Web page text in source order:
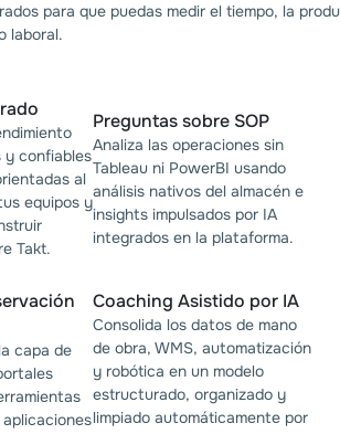
para que puedas medir el tiempo, la
laboral.
y confiables
al
equipos y
Takt.
Preguntas sobre SOP
Analiza las operaciones sin
Tableau ni PowerBI usando
análisis nativos del almacén e
insights impulsados por IA
integrados en la plataforma.
capa de
Coaching Asistido por IA
Consolida los datos de mano
de obra, WMS, automatización
y robótica en un modelo
estructurado, organizado y
limpiado automáticamente por